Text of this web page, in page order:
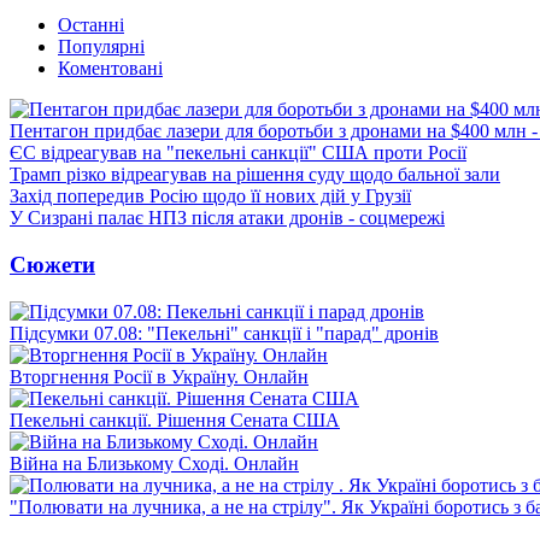
Останні
Популярні
Коментовані
Пентагон придбає лазери для боротьби з дронами на $400 млн
ЄС відреагував на "пекельні санкції" США проти Росії
Трамп різко відреагував на рішення суду щодо бальної зали
Захід попередив Росію щодо її нових дій у Грузії
У Сизрані палає НПЗ після атаки дронів - соцмережі
Сюжети
Підсумки 07.08: "Пекельні" санкції і "парад" дронів
Вторгнення Росії в Україну. Онлайн
Пекельні санкції. Рішення Сената США
Війна на Близькому Сході. Онлайн
"Полювати на лучника, а не на стрілу". Як Україні боротись з